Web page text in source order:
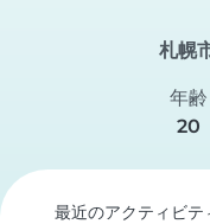
札幌
年齢
20
最近のアクティビテ